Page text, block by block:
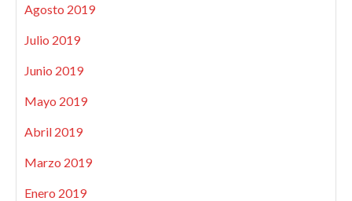
Agosto 2019
Julio 2019
Junio 2019
Mayo 2019
Abril 2019
Marzo 2019
Enero 2019